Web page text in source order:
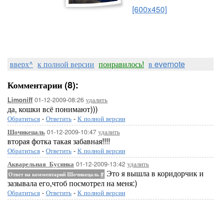
[600x450]
вверх^ к полной версии понравилось! в evernote
Комментарии (8):
Limoniff 01-12-2009-08:26 удалить
да, кошки всё понимают)))
Обратиться - Ответить - К полной версии
Шочикецаль 01-12-2009-10:47 удалить
вторая фотка такая забавная!!!!
Обратиться - Ответить - К полной версии
Акварельная_Бусинка 01-12-2009-13:42 удалить
Ответ на комментарий Шочикецаль # Это я вышла в коридорчик и
зазывала его,чтоб посмотрел на меня:)
Обратиться - Ответить - К полной версии